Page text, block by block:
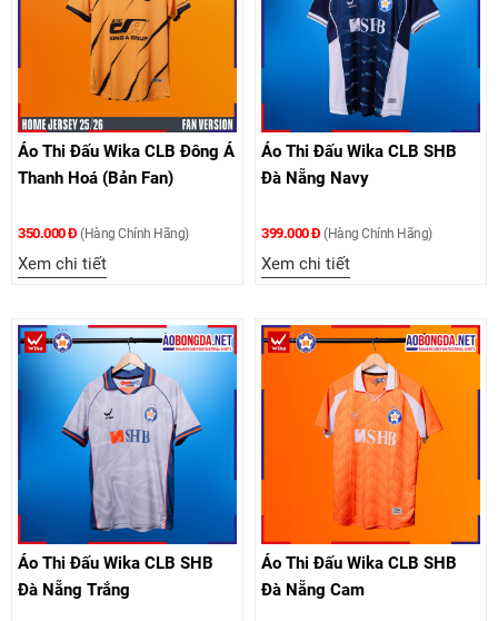
Áo Thi Đấu Wika CLB Đông Á
Thanh Hoá (Bản Fan)
350.000 Đ (Hàng Chính Hãng)
Xem chi tiết
Áo Thi Đấu Wika CLB SHB
Đà Nẵng Navy
399.000 Đ (Hàng Chính Hãng)
Xem chi tiết
Áo Thi Đấu Wika CLB SHB
Đà Nẵng Trắng
Áo Thi Đấu Wika CLB SHB
Đà Nẵng Cam